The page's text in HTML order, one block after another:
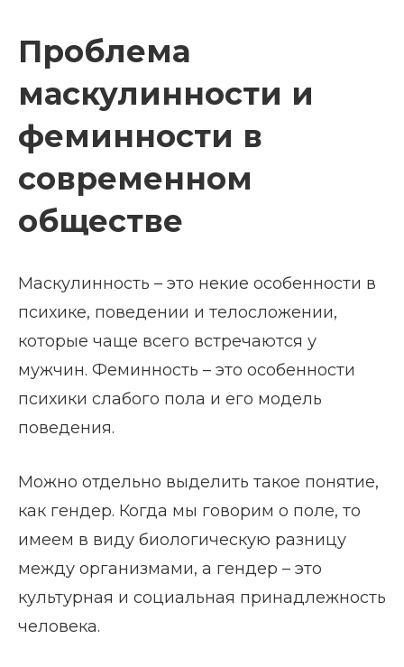
Проблема
маскулинности и
феминности в
современном
обществе
Маскулинность – это некие особенности в
психике, поведении и телосложении,
которые чаще всего встречаются у
мужчин. Феминность – это особенности
психики слабого пола и его модель
поведения.
Можно отдельно выделить такое понятие,
как гендер. Когда мы говорим о поле, то
имеем в виду биологическую разницу
между организмами, а гендер – это
культурная и социальная принадлежность
человека.